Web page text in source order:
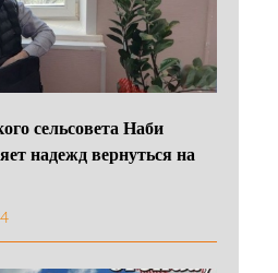
сельсовета Наби
надежд вернуться на
4